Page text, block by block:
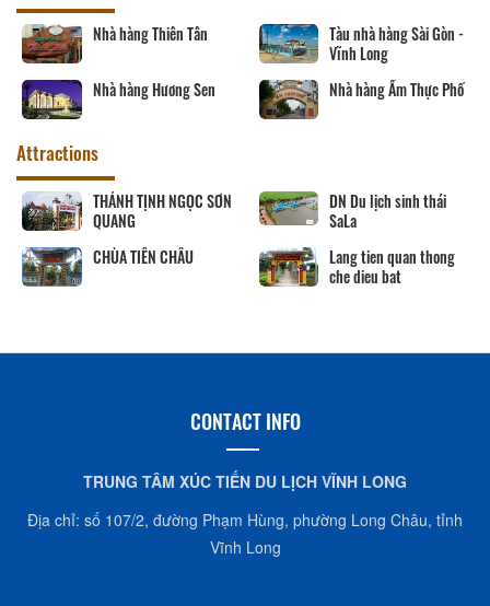
Tân
Tàu nhà hàng Sài Gòn -
Sen
Nhà hàng Ẩm Thực Phố
Nhà hàng
Nhà hàng
Attractions
KHU DU LỊCH VINH
SANG
DN Đình Tân Hoa
THÁNH TỊNH NGỌC SƠN
QUANG
CHÙA TIÊN CHÂU
CONTACT INFO
TRUNG TÂM XÚC TIẾN DU LỊCH VĨNH LONG
Địa chỉ: số 107/2, đường Phạm Hùng, phường Long Châu, tỉnh
Vĩnh Long